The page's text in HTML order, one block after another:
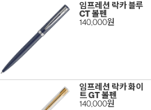
임프레션 락카 블루
CT 볼펜
140,000원
임프레션 락카 화이
트 GT 볼펜
140,000원